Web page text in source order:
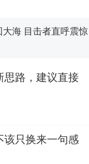
方通报
思路，建议直接
该只换来一句感